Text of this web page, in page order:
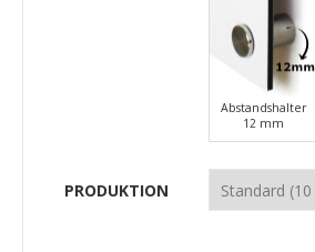
Abstandshalter
12 mm
PRODUKTION